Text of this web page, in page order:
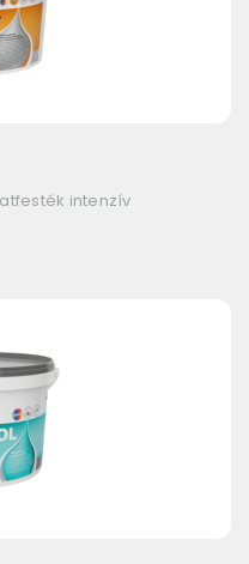
intenzív